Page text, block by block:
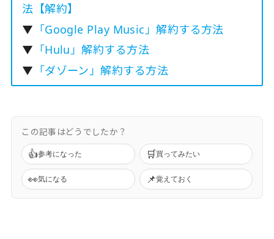
法【解約】
▼ 「Google Play Music」解約する方法
▼ 「Hulu」解約する方法
▼ 「ダゾーン」解約する方法
この記事はどうでしたか？
👍参考になった 🛒買ってみたい
👀気になる 📌覚えておく